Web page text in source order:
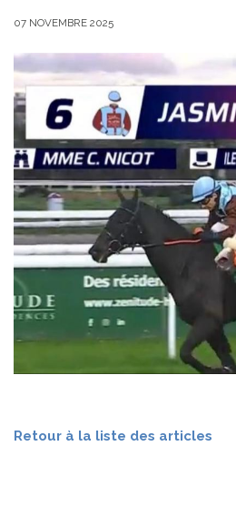
07 NOVEMBRE 2025
Retour à la liste des articles